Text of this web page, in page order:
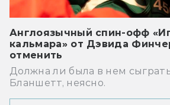
Англоязычный спин-офф
кальмара» от Дэвида
отменить
Должна ли была в нем
Бланшетт, неясно.